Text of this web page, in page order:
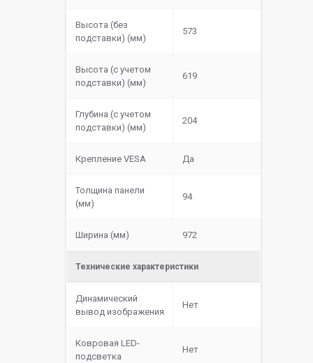
Высота (без
подставки) (мм)
573
Высота (с учетом
подставки) (мм)
619
Глубина (с учетом
подставки) (мм)
204
Крепление VESA Да
Толщина панели
(мм)
94
Ширина (мм) 972
Технические характеристики
Динамический
вывод изображения
Нет
Ковровая LED-
подсветка
Нет